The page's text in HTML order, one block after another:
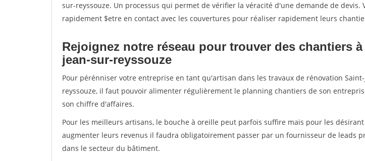
sur-reyssouze. Un processus qui permet de vérifier la véracité d'une demande de devis.
rapidement $etre en contact avec les couvertures pour réaliser rapidement leurs
Rejoignez notre réseau pour trouver des chantiers à
jean-sur-reyssouze
Pour pérénniser votre entreprise en tant qu'artisan dans les travaux de rénovation
reyssouze, il faut pouvoir alimenter régulièrement le planning chantiers de son
son chiffre d'affaires.
Pour les meilleurs artisans, le bouche à oreille peut parfois suffire mais pour les
augmenter leurs revenus il faudra obligatoirement passer par un fournisseur de leads
dans le secteur du bâtiment.